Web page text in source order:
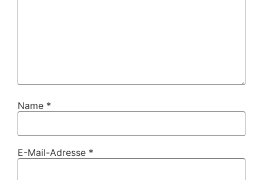
Name *
E-Mail-Adresse *